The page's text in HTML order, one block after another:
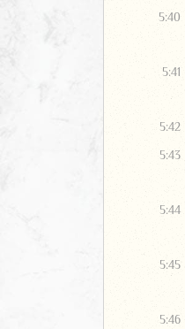
5:40
5:41
5:42
5:43
5:44
5:45
5:46